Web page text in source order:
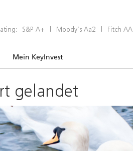
S&P A+ | Moody’s Aa2 | Fitch AA
Mein KeyInvest
gelandet